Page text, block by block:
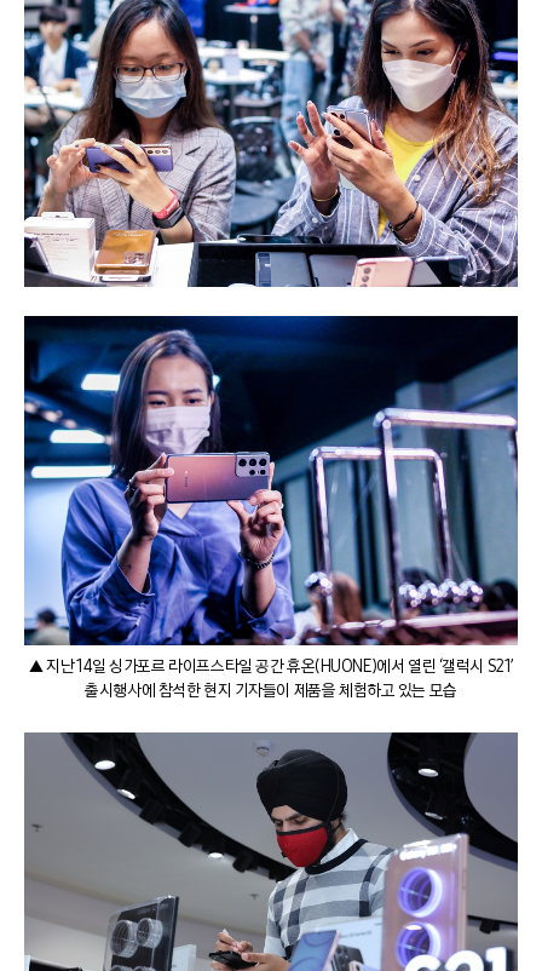
▲ 지난 14일 싱가포르 라이프스타일 공간 휴온(HUONE)에서 열린 ‘갤럭시 S21’
출시행사에 참석한 현지 기자들이 제품을 체험하고 있는 모습